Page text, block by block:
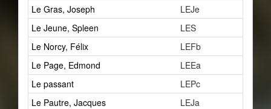
Le Gras, Joseph
LEJe
Le Jeune, Spleen
LES
Le Norcy, Félix
LEFb
Le Page, Edmond
LEEa
Le passant
LEPc
Le Pautre, Jacques
LEJa